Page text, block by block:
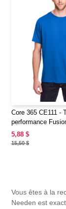
Core 365 CE111 -
performance
pour adultes
5,88 $
15,50 $
Vous êtes à la
Needen est